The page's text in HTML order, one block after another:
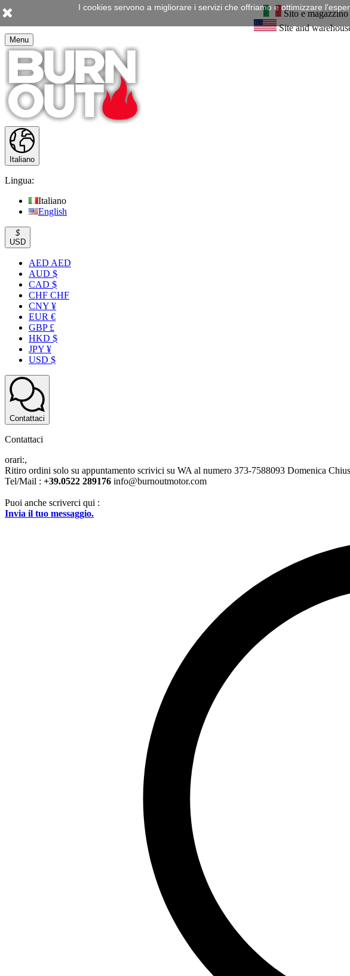
Sito e
Site and
Menu
Italiano
Lingua:
Italiano
English
$
USD
AED AED
AUD $
CAD $
CHF CHF
CNY ¥
EUR €
GBP £
HKD $
JPY ¥
USD $
Contattaci
Contattaci
orari:,
Ritiro ordini solo su appuntamento scrivici su WA al numero 373-7588093 Domenica
Tel/Mail : +39.0522 289176 info@burnoutmotor.com
Puoi anche scriverci qui :
Invia il tuo messaggio.
I cookies servono a migliorare i servizi che offriamo e ottimizzare